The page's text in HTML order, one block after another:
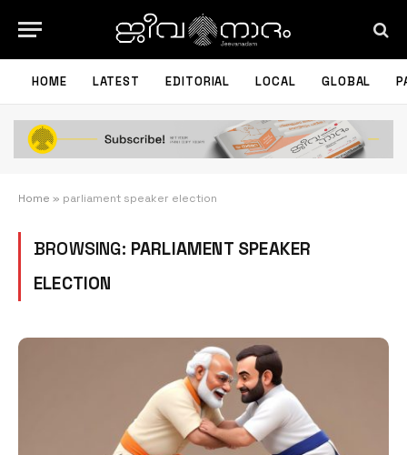
HOME LATEST EDITORIAL LOCAL GLOBAL
Home » parliament speaker election
BROWSING: PARLIAMENT SPEAKER
ELECTION